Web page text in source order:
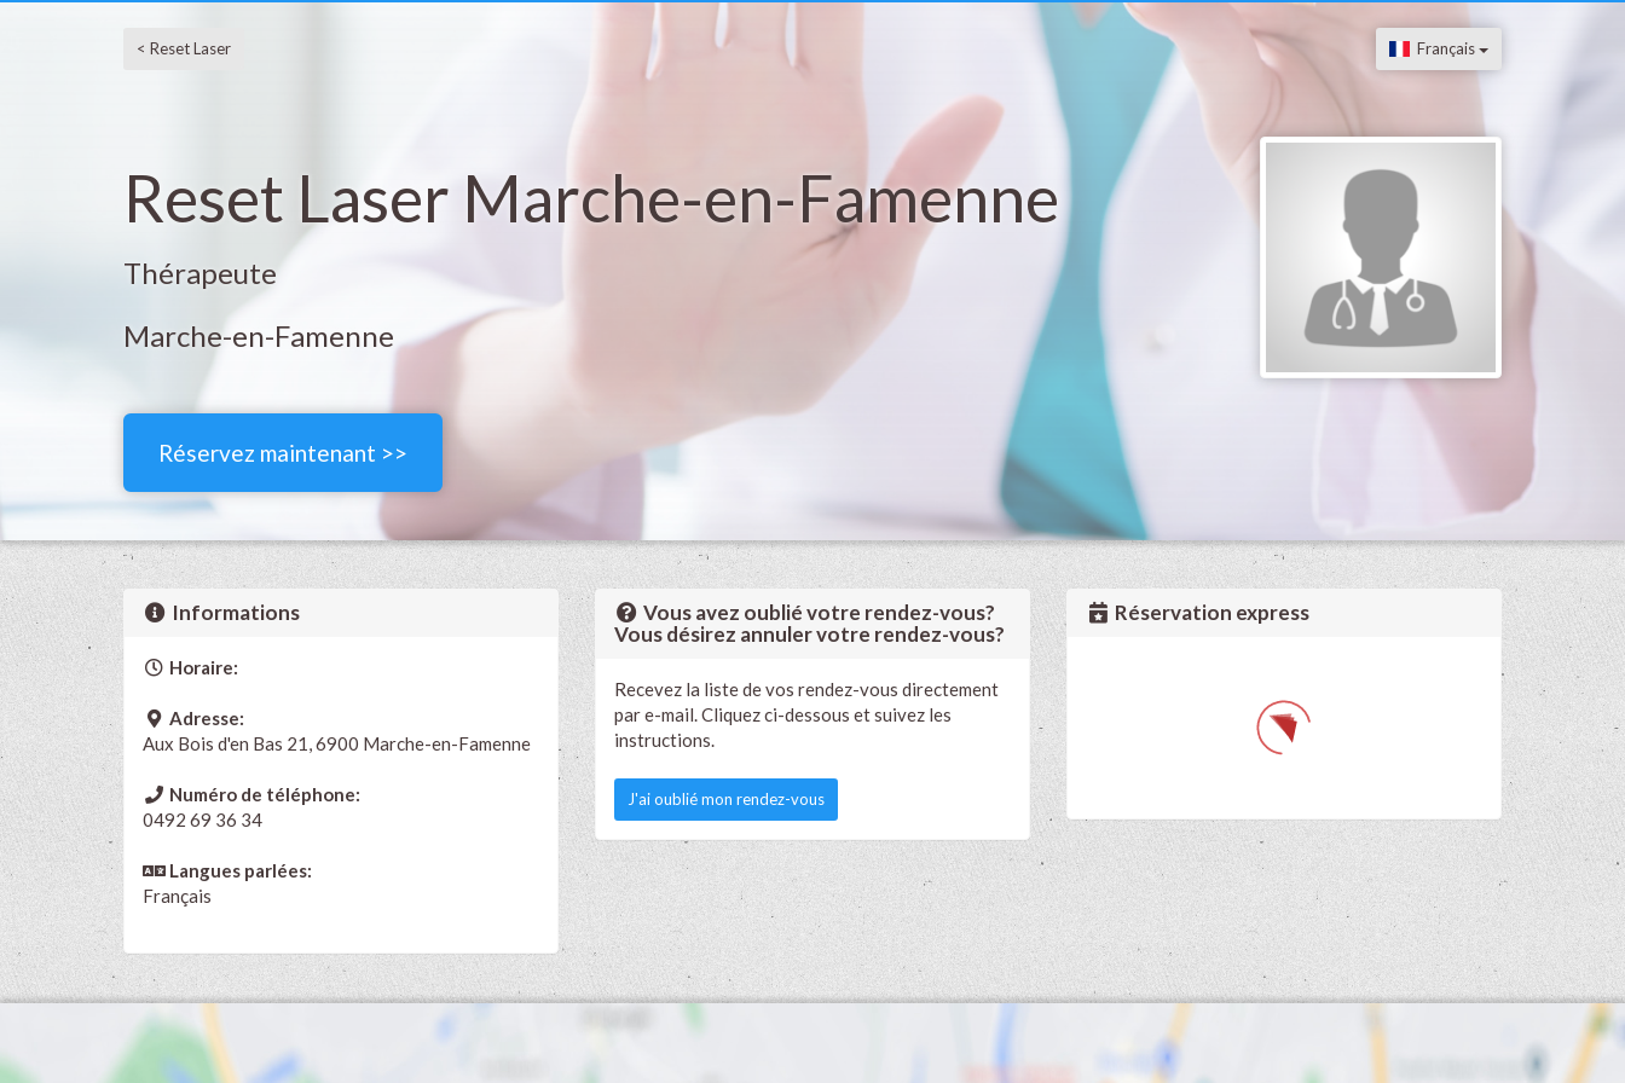
< Reset Laser Français
Reset Laser Marche-en-Famenne
Thérapeute
Marche-en-Famenne
Réservez maintenant >>
Informations
Horaire:
Adresse:
Aux Bois d'en Bas 21, 6900 Marche-en-Famenne
Numéro de téléphone:
0492 69 36 34
Langues parlées:
Français
Vous avez oublié votre rendez-vous?
Vous désirez annuler votre rendez-vous?
Recevez la liste de vos rendez-vous directement
par e-mail. Cliquez ci-dessous et suivez les
instructions.
J'ai oublié mon rendez-vous
Réservation express